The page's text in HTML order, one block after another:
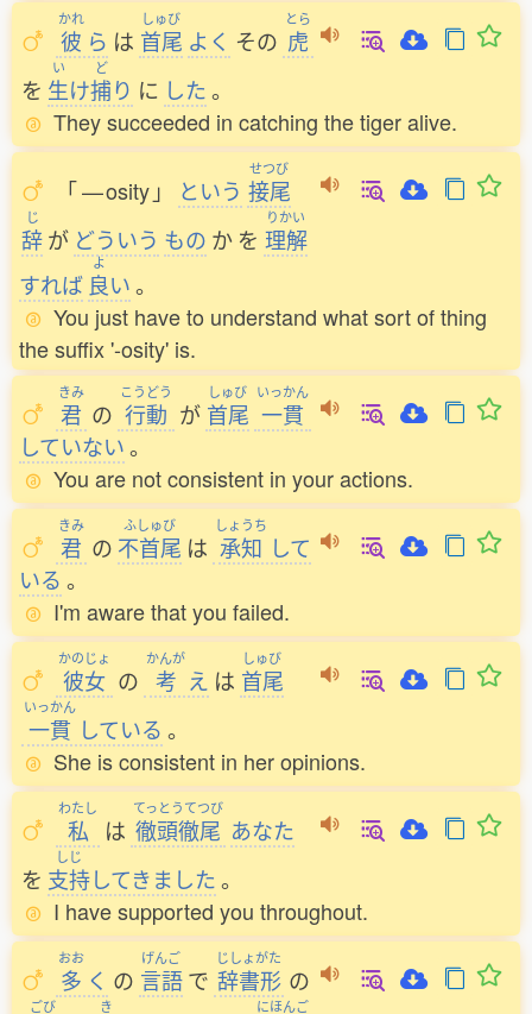
かれ
彼 ら は
しゅび
首尾 よく その
とら
虎
を
い
生け
ど
捕り に した 。
They succeeded in catching the tiger alive.
「—osity 」 という
せつび
接尾
じ
辞が どういう もの か を
りかい
理解
すれば
よ
良い。
You just have to understand what sort of thing
the suffix '-osity' is.
きみ
君 の
こうどう
行動 が
しゅび
首尾
いっかん
一貫
していない。
You are not consistent in your actions.
きみ
君 の
ふしゅび
不首尾 は
しょうち
承知 して
いる 。
I'm aware that you failed.
かのじょ
彼女 の
かんが
考 え は
しゅび
首尾
いっかん
一貫 している 。
She is consistent in her opinions.
わたし
私 は
てっとうてつび
徹頭徹尾 あなた
を
しじ
支持してきました 。
I have supported you throughout.
おお
多 く の
げんご
言語 で
じしょがた
辞書形 の
ごび き にほんご